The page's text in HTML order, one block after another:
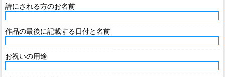
詩にされる方のお名前
作品の最後に記載する日付と名前
お祝いの用途